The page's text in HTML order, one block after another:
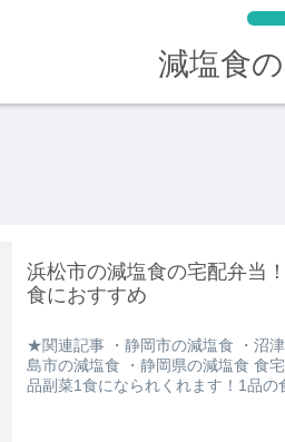
減塩食
浜松市の減塩食の宅配弁当
食におすすめ
★関連記事 ・静岡市の減塩食 ・沼
島市の減塩食 ・静岡県の減塩食 食
品副菜1食になられくれます！1品の